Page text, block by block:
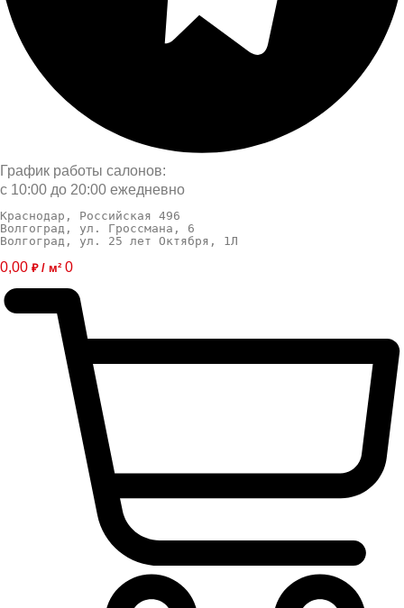
График работы салонов:
с 10:00 до 20:00 ежедневно
Краснодар, Российская 496
Волгоград, ул. Гроссмана, 6
Волгоград, ул. 25 лет Октября, 1Л
0,00 ₽ / м² 0